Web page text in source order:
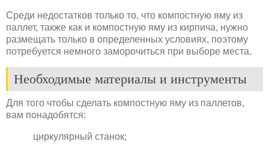
Среди недостатков только то, что компостную яму из
паллет, также как и компостную яму из кирпича, нужно
размещать только в определенных условиях, поэтому
потребуется немного заморочиться при выборе места.
Необходимые материалы и инструменты
Для того чтобы сделать компостную яму из паллетов,
вам понадобятся:
циркулярный станок;